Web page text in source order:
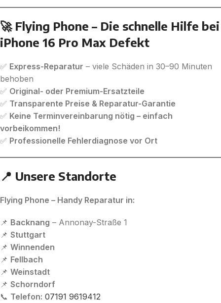
🚀 Flying Phone – Die schnelle Hilfe bei
iPhone 16 Pro Max Defekt
✅ Express-Reparatur – viele Schäden in 30–90 Minuten
behoben
✅ Original- oder Premium-Ersatzteile
✅ Transparente Preise & Reparatur-Garantie
✅ Keine Terminvereinbarung nötig – einfach
vorbeikommen!
✅ Professionelle Fehlerdiagnose vor Ort
📍 Unsere Standorte
Flying Phone – Handy Reparatur in:
📌 Backnang – Annonay-Straße 1
📌 Stuttgart
📌 Winnenden
📌 Fellbach
📌 Weinstadt
📌 Schorndorf
📞 Telefon: 07191 9619412